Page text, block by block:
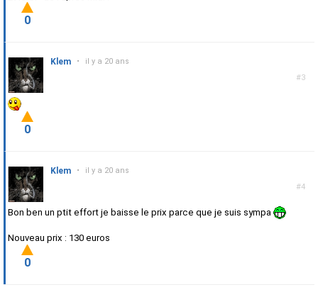
0
#3
Klem • il y a 20 ans
0
#4
Klem • il y a 20 ans
Bon ben un ptit effort je baisse le prix parce que je suis sympa
Nouveau prix : 130 euros
0